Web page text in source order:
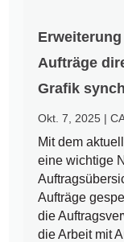
Aufträge
Grafik
Okt. 7, 2025 |
Mit dem
eine wichtige
Aufträge
die
die Arbeit mit